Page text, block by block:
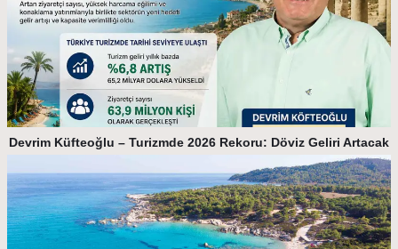
Devrim Küfteoğlu – Turizmde 2026 Rekoru: Döviz Geliri Artacak